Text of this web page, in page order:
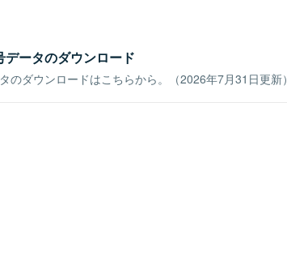
データのダウンロード
のダウンロードはこちらから。（2026年7月31日更新）